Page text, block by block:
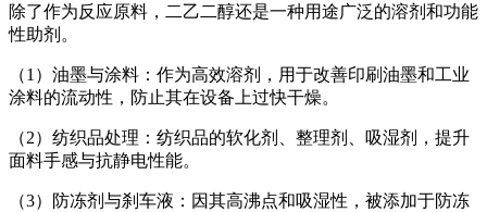
除了作为反应原料，二乙二醇还是一种用途广泛的溶剂和功能
性助剂。
（1）油墨与涂料：作为高效溶剂，用于改善印刷油墨和工业
涂料的流动性，防止其在设备上过快干燥。
（2）纺织品处理：纺织品的软化剂、整理剂、吸湿剂，提升
面料手感与抗静电性能。
（3）防冻剂与刹车液：因其高沸点和吸湿性，被添加于防冻